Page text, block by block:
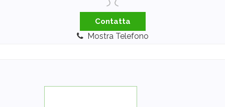
Contatta
Mostra Telefono